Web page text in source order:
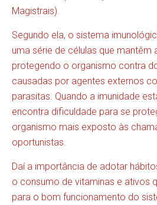
Magistrais).
Segundo ela, o sistema
uma série de células que mantêm
protegendo o organismo contra
causadas por agentes externos
parasitas. Quando a imunidade
encontra dificuldade para se
organismo mais exposto às
oportunistas.
Daí a importância de adotar
o consumo de vitaminas e ativos
para o bom funcionamento do